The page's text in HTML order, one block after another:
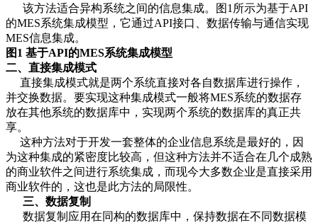
该方法适合异构系统之间的信息集成。图1所示为基于API
的MES系统集成模型，它通过API接口、数据传输与通信实现
MES信息集成。
图1 基于API的MES系统集成模型
二、直接集成模式
直接集成模式就是两个系统直接对各自数据库进行操作，
并交换数据。要实现这种集成模式一般将MES系统的数据存
放在其他系统的数据库中，实现两个系统的数据库的真正共
享。
这种方法对于开发一套整体的企业信息系统是最好的，因
为这种集成的紧密度比较高，但这种方法并不适合在几个成熟
的商业软件之间进行系统集成，而现今大多数企业是直接采用
商业软件的，这也是此方法的局限性。
三、 数据复制
数据复制应用在同构的数据库中，保持数据在不同数据模